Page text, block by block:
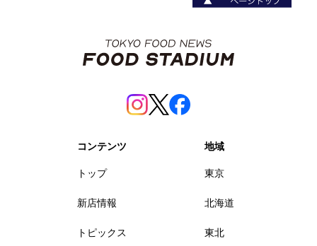
コンテンツ
トップ
新店情報
トピックス
地域
東京
北海道
東北